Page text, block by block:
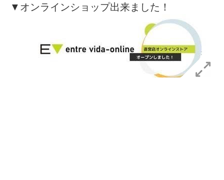
▼オンラインショップ出来ました！